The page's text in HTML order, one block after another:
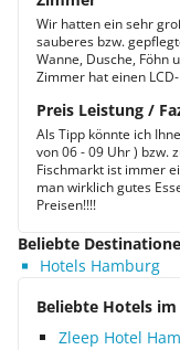
Wir hatten ein sehr
sauberes bzw.
Wanne, Dusche, Föhn
Zimmer hat einen
Preis Leistung /
Als Tipp könnte ich
von 06 - 09 Uhr ) bzw.
Fischmarkt ist immer
man wirklich gutes
Preisen!!!!
Beliebte
Hotels Hamburg
Beliebte Hotels
Zleep Hotel